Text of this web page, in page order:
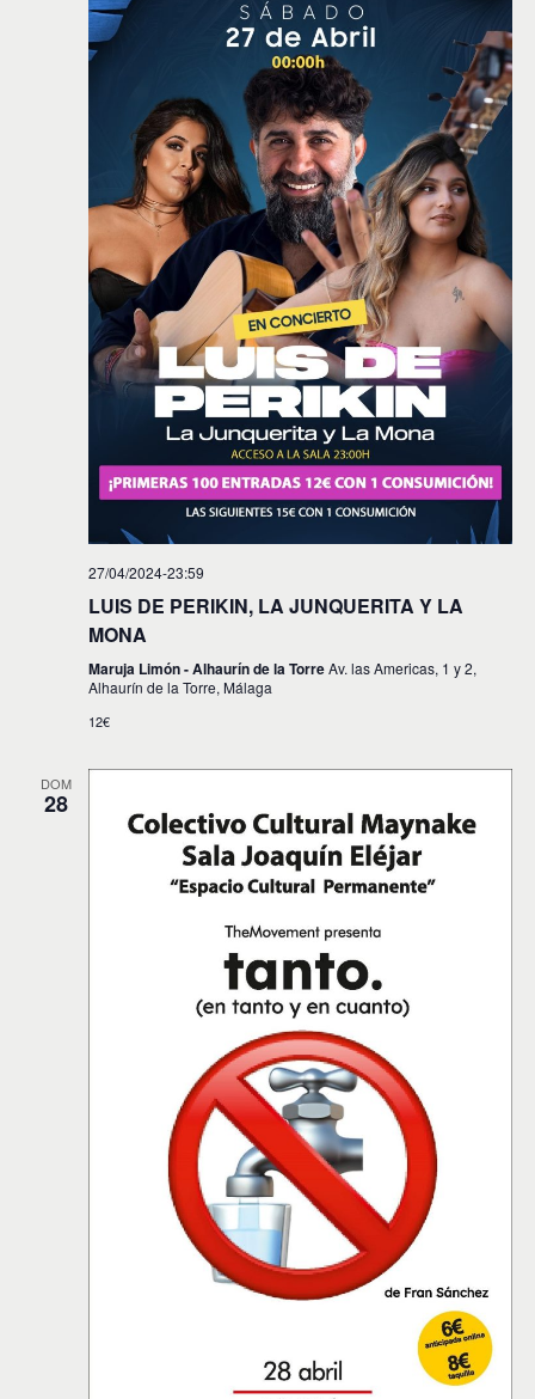
27/04/2024-23:59
LUIS DE PERIKIN, LA JUNQUERITA Y LA
MONA
Maruja Limón - Alhaurín de la TorreAv. las Americas, 1 y 2,
Alhaurín de la Torre, Málaga
12€
DOM
28